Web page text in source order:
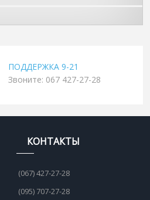
ПОДДЕРЖКА 9-21
Звоните: 067 427-27-28
КОНТАКТЫ
(067) 427-27-28
(095) 707-27-28